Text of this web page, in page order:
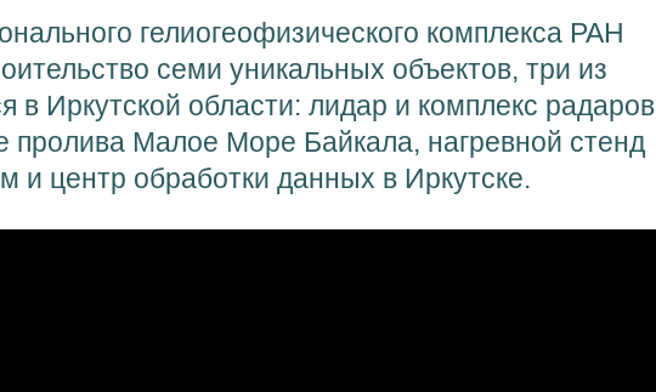
гелиогеофизического комплекса РАН
семи уникальных объектов, три из
в Иркутской области: лидар и комплекс радаров
пролива Малое Море Байкала, нагревной стенд
и центр обработки данных в Иркутске.